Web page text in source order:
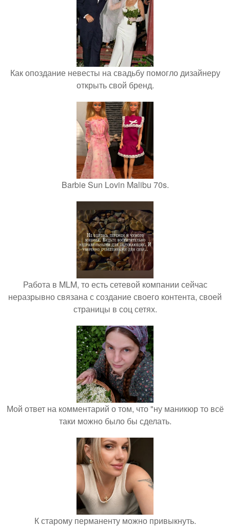
Как опоздание невесты на свадьбу помогло дизайнеру
открыть свой бренд.
Barbie Sun Lovin Malibu 70s.
Работа в MLM, то есть сетевой компании сейчас
неразрывно связана с создание своего контента, своей
страницы в соц сетях.
Мой ответ на комментарий о том, что "ну маникюр то всё
таки можно было бы сделать.
К старому перманенту можно привыкнуть.